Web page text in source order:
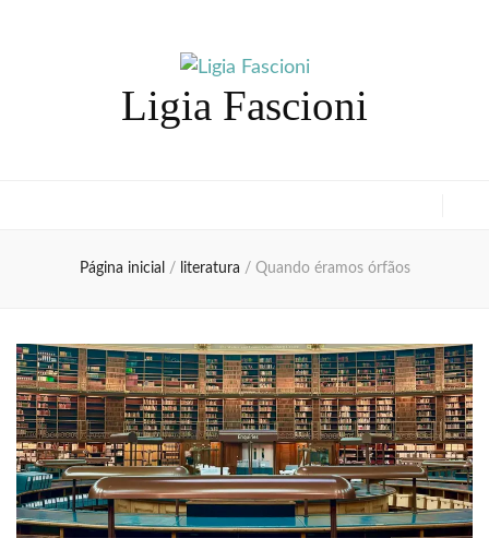
Ligia Fascioni
Página inicial / literatura / Quando éramos órfãos